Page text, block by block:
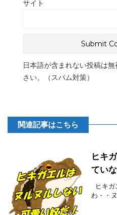
サイト
日本語が含まれない投稿は
さい。（スパム対策）
関連記事はこちら
ヒキ
てい
ヒキガ
わ・・